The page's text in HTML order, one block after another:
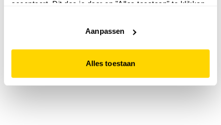
accepteert. Dit doe je door op "Alles toestaan" te klikken.
website niet optimaal functioneert.
Aanpassen
Alles toestaan